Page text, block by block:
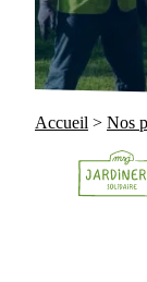
Accueil > Nos